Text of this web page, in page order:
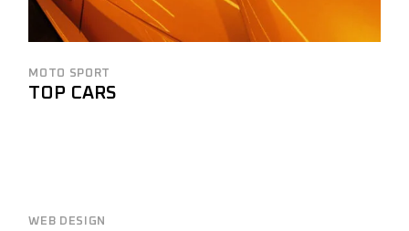
MOTO SPORT
TOP CARS
WEB DESIGN